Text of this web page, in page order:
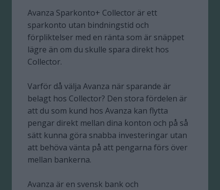
Avanza Sparkonto+ Collector är ett
sparkonto utan bindningstid och
förpliktelser med en ränta som är snäppet
lägre än om du skulle spara direkt hos
Collector.
Varför då välja Avanza när sparande är
belagt hos Collector? Den stora fördelen är
att du som kund hos Avanza kan flytta
pengar direkt mellan dina konton och på så
sätt kunna göra snabba investeringar utan
att behöva vänta på att pengarna förs över
mellan bankerna.
Avanza är en svensk bank och